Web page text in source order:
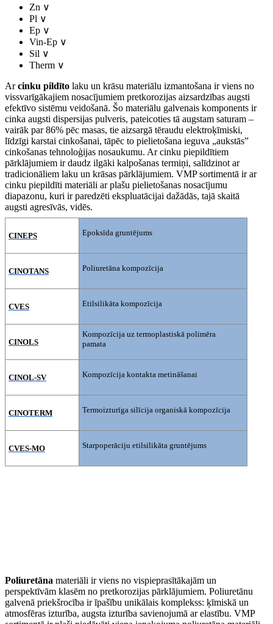
Zn ∨
Pl ∨
Ep ∨
Vin-Ep ∨
Sil ∨
Therm ∨
Arcinku pildīto laku un krāsu materiālu izmantošana ir viens no
vissvarīgākajiem nosacījumiem pretkorozijas aizsardzības augsti
efektīvo sistēmu veidošanā. Šo materiālu galvenais komponents ir
cinka augsti dispersijas pulveris, pateicoties tā augstam saturam –
vairāk par 86% pēc masas, tie aizsargā tēraudu elektroķīmiski,
līdzīgi karstai cinkošanai, tāpēc to pielietošana ieguva „aukstās”
cinkošanas tehnoloģijas nosaukumu. Ar cinku piepildītiem
pārklājumiem ir daudz ilgāki kalpošanas termiņi, salīdzinot ar
tradicionāliem laku un krāsas pārklājumiem. VMP sortimentā ir ar
cinku piepildīti materiāli ar plašu pielietošanas nosacījumu
diapazonu, kuri ir paredzēti ekspluatācijai dažādās, tajā skaitā
augsti agresīvās, vidēs.
CINEPS Epoksīda gruntējums
CINOTANS Poliuretāna kompozīcija
CVES Etilsilikāta kompozīcija
CINOLS
Kompozīcija uz termoplastiskā polimēra
pamata
CINOL-SV Kompozīcija kontakta metināšanai
CINOTERM Termoizturīga silīcija organiskā kompozīcija
CVES-MO Starpoperāciju etilsilikāta gruntējums
Poliuretāna materiāli ir viens no vispieprasītākajām un
perspektīvām klasēm no pretkorozijas pārklājumiem. Poliuretānu
galvenā priekšrocība ir īpašību unikālais komplekss: ķīmiskā un
atmosfēras izturība, augsta izturība savienojumā ar elastību. VMP